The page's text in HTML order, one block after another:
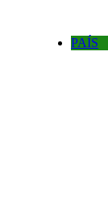
PAÍS